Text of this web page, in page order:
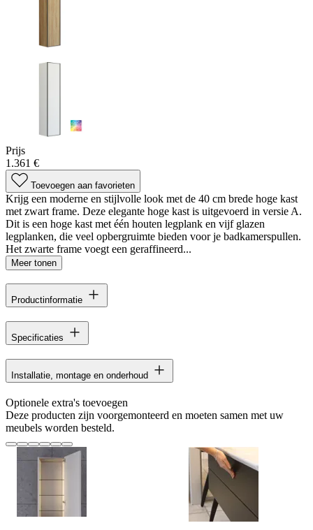
Prijs
1.361 €
Toevoegen aan favorieten
Krijg een moderne en stijlvolle look met de 40 cm brede hoge kast
met zwart frame. Deze elegante hoge kast is uitgevoerd in versie A.
Dit is een hoge kast met één houten legplank en vijf glazen
legplanken, die veel opbergruimte bieden voor je badkamerspullen.
Het zwarte frame voegt een geraffineerd...
Meer tonen
Productinformatie
Specificaties
Installatie, montage en onderhoud
Optionele extra's toevoegen
Deze producten zijn voorgemonteerd en moeten samen met uw
meubels worden besteld.